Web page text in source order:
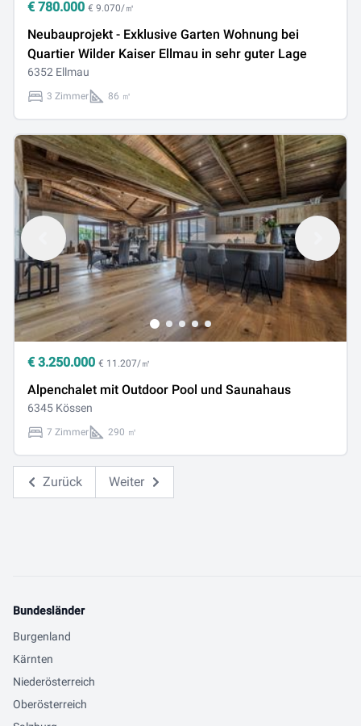
€ 780.000 € 9.070/㎡
Neubauprojekt - Exklusive Garten Wohnung bei
Quartier Wilder Kaiser Ellmau in sehr guter Lage
6352 Ellmau
3 Zimmer 86 ㎡
€ 3.250.000 € 11.207/㎡
Alpenchalet mit Outdoor Pool und Saunahaus
6345 Kössen
7 Zimmer 290 ㎡
Zurück Weiter
Bundesländer
Burgenland
Kärnten
Niederösterreich
Oberösterreich